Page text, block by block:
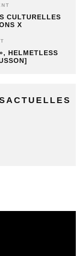
CULTURELLES
X
HELMETLESS